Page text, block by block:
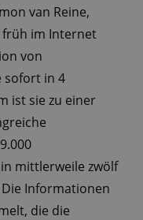
van Reine,
früh im Internet
von
sofort in 4
ist sie zu einer
mittlerweile zwölf
Informationen
die die